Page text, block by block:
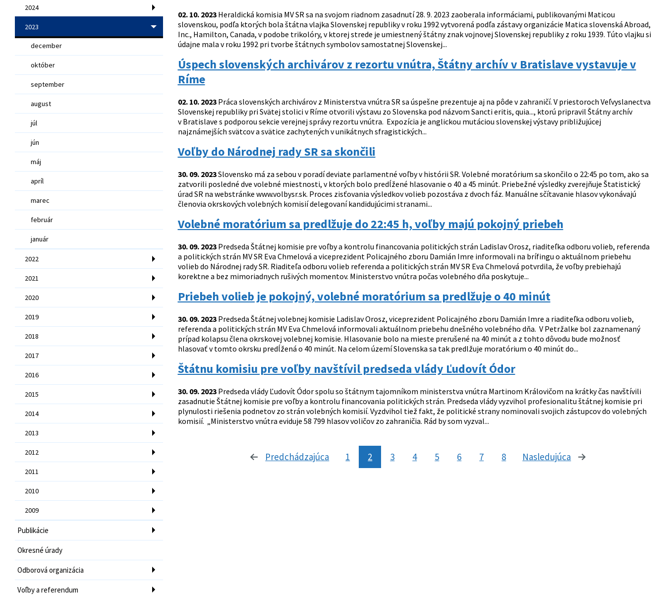
2024
2023
december
október
september
august
júl
jún
máj
apríl
marec
február
január
2022
2021
2020
2019
2018
2017
2016
2015
2014
2013
2012
2011
2010
2009
Publikácie
Okresné úrady
Odborová organizácia
Voľby a referendum
02. 10. 2023Heraldická komisia MV SR sa na svojom riadnom zasadnutí 28. 9. 2023 zaoberala informáciami, publikovanými Maticou
slovenskou, podľa ktorých bola štátna vlajka Slovenskej republiky v roku 1992 vytvorená podľa zástavy organizácie Matica slovenská Abroad,
Inc., Hamilton, Canada, v podobe trikolóry, v ktorej strede je umiestnený štátny znak vojnovej Slovenskej republiky z roku 1939. Túto vlajku si
údajne mala v roku 1992 pri tvorbe štátnych symbolov samostatnej Slovenskej...
Úspech slovenských archivárov z rezortu vnútra, Štátny archív v Bratislave vystavuje v
Ríme
02. 10. 2023Práca slovenských archivárov z Ministerstva vnútra SR sa úspešne prezentuje aj na pôde v zahraničí. V priestoroch Veľvyslanectva
Slovenskej republiky pri Svätej stolici v Ríme otvorili výstavu zo Slovenska pod názvom Sancti eritis, quia..., ktorú pripravil Štátny archív
v Bratislave s podporou sekcie verejnej správy rezortu vnútra. Expozícia je anglickou mutáciou slovenskej výstavy približujúcej
najznámejších svätcov a svätice zachytených v unikátnych sfragistických...
Voľby do Národnej rady SR sa skončili
30. 09. 2023Slovensko má za sebou v poradí deviate parlamentné voľby v histórii SR. Volebné moratórium sa skončilo o 22:45 po tom, ako sa
zatvorili posledné dve volebné miestnosti, v ktorých bolo predĺžené hlasovanie o 40 a 45 minút. Priebežné výsledky zverejňuje Štatistický
úrad SR na webstránke www.volbysr.sk. Proces zisťovania výsledkov volieb pozostáva z dvoch fáz. Manuálne sčítavanie hlasov vykonávajú
členovia okrskových volebných komisií delegovaní kandidujúcimi stranami...
Volebné moratórium sa predlžuje do 22:45 h, voľby majú pokojný priebeh
30. 09. 2023Predseda Štátnej komisie pre voľby a kontrolu financovania politických strán Ladislav Orosz, riaditeľka odboru volieb, referenda
a politických strán MV SR Eva Chmelová a viceprezident Policajného zboru Damián Imre informovali na brífingu o aktuálnom priebehu
volieb do Národnej rady SR. Riaditeľa odboru volieb referenda a politických strán MV SR Eva Chmelová potvrdila, že voľby prebiehajú
korektne a bez mimoriadnych rušivých momentov. Ministerstvo vnútra počas volebného dňa poskytuje...
Priebeh volieb je pokojný, volebné moratórium sa predlžuje o 40 minút
30. 09. 2023Predseda Štátnej volebnej komisie Ladislav Orosz, viceprezident Policajného zboru Damián Imre a riaditeľka odboru volieb,
referenda a politických strán MV Eva Chmelová informovali aktuálnom priebehu dnešného volebného dňa. V Petržalke bol zaznamenaný
prípad kolapsu člena okrskovej volebnej komisie. Hlasovanie bolo na mieste prerušené na 40 minút a z tohto dôvodu bude možnosť
hlasovať v tomto okrsku predĺžená o 40 minút. Na celom území Slovenska sa tak predlžuje moratórium o 40 minút do...
Štátnu komisiu pre voľby navštívil predseda vlády Ľudovít Ódor
30. 09. 2023Predseda vlády Ľudovít Ódor spolu so štátnym tajomníkom ministerstva vnútra Martinom Královičom na krátky čas navštívili
zasadnutie Štátnej komisie pre voľby a kontrolu financovania politických strán. Predseda vlády vyzvihol profesionalitu štátnej komisie pri
plynulosti riešenia podnetov zo strán volebných komisií. Vyzdvihol tiež fakt, že politické strany nominovali svojich zástupcov do volebných
komisií. „Ministerstvo vnútra eviduje 58 799 hlasov voličov zo zahraničia. Rád by som vyzval...
Predchádzajúca stránka
1 2 3 4 5 6 7 8 Nasledujúca stránka